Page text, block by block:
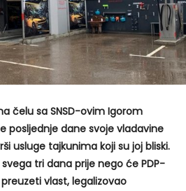
čelu sa SNSD-ovim Igorom
posljednje dane svoje vladavine
usluge tajkunima koji su joj bliski.
svega tri dana prije nego će PDP-
vlast, legalizovao